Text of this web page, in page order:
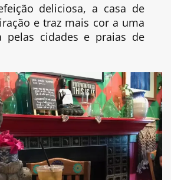
deliciosa, a casa de
e traz mais cor a uma
pelas cidades e praias de